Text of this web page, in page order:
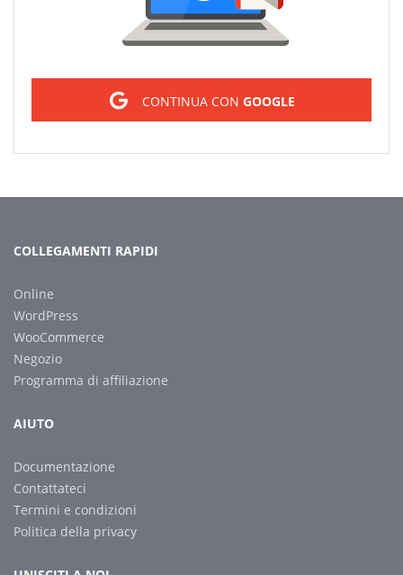
CONTINUA CON GOOGLE
COLLEGAMENTI RAPIDI
Online
WordPress
WooCommerce
Negozio
Programma di affiliazione
AIUTO
Documentazione
Contattateci
Termini e condizioni
Politica della privacy